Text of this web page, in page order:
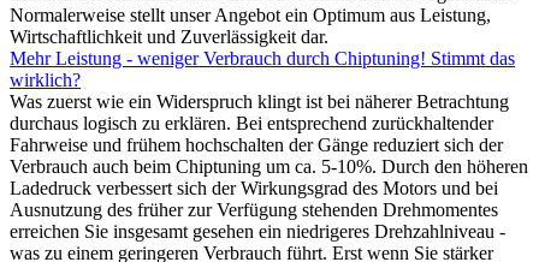
Normalerweise stellt unser Angebot ein Optimum aus Leistung,
Wirtschaftlichkeit und Zuverlässigkeit dar.
Mehr Leistung - weniger Verbrauch durch Chiptuning! Stimmt das
wirklich?
Was zuerst wie ein Widerspruch klingt ist bei näherer Betrachtung
durchaus logisch zu erklären. Bei entsprechend zurückhaltender
Fahrweise und frühem hochschalten der Gänge reduziert sich der
Verbrauch auch beim Chiptuning um ca. 5-10%. Durch den höheren
Ladedruck verbessert sich der Wirkungsgrad des Motors und bei
Ausnutzung des früher zur Verfügung stehenden Drehmomentes
erreichen Sie insgesamt gesehen ein niedrigeres Drehzahlniveau -
was zu einem geringeren Verbrauch führt. Erst wenn Sie stärker